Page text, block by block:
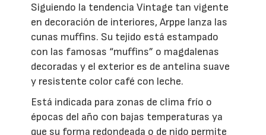
Siguiendo la tendencia Vintage tan vigente
en decoración de interiores, Arppe lanza las
cunas muffins. Su tejido está estampado
con las famosas “muffins” o magdalenas
decoradas y el exterior es de antelina suave
y resistente color café con leche.
Está indicada para zonas de clima frío o
épocas del año con bajas temperaturas ya
que su forma redondeada o de nido permite